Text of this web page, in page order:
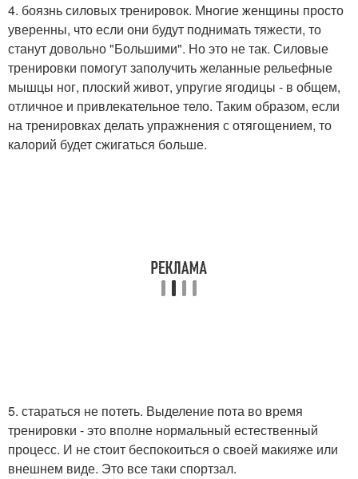
4. боязнь силовых тренировок. Многие женщины просто
уверенны, что если они будут поднимать тяжести, то
станут довольно "Большими". Но это не так. Силовые
тренировки помогут заполучить желанные рельефные
мышцы ног, плоский живот, упругие ягодицы - в общем,
отличное и привлекательное тело. Таким образом, если
на тренировках делать упражнения с отягощением, то
калорий будет сжигаться больше.
5. стараться не потеть. Выделение пота во время
тренировки - это вполне нормальный естественный
процесс. И не стоит беспокоиться о своей макияже или
внешнем виде. Это все таки спортзал.